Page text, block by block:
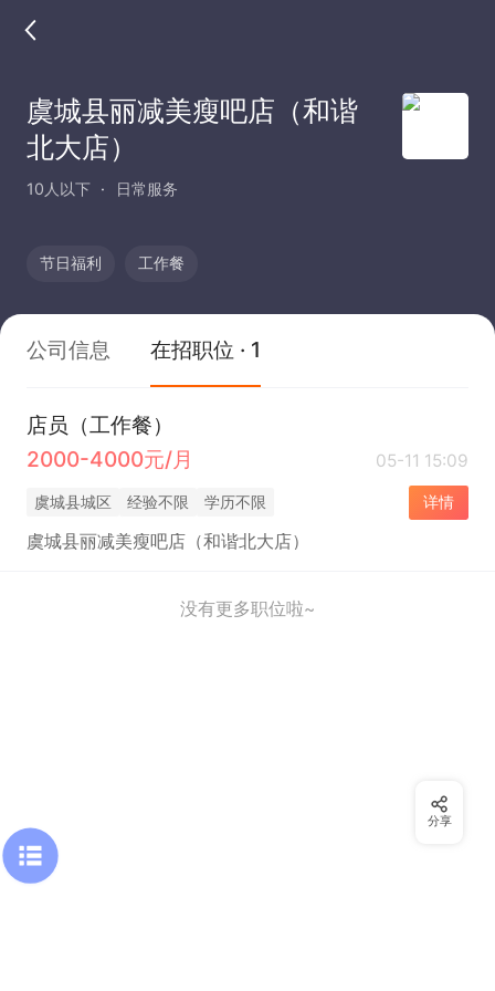
虞城县丽减美瘦吧店（和谐
北大店）
10人以下 日常服务
节日福利 工作餐
公司信息 在招职位 · 1
店员（工作餐）
2000-4000元/月
05-11 15:09
虞城县城区 经验不限 学历不限 详情
虞城县丽减美瘦吧店（和谐北大店）
没有更多职位啦~
分享